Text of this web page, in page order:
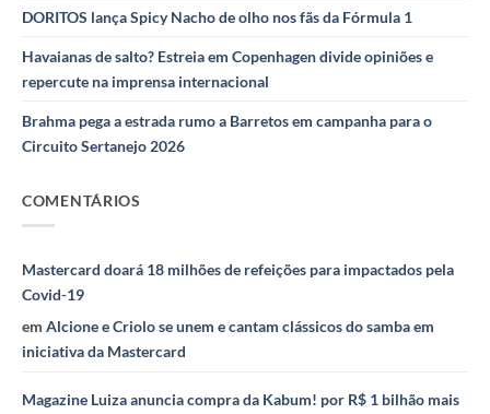
DORITOS lança Spicy Nacho de olho nos fãs da Fórmula 1
Havaianas de salto? Estreia em Copenhagen divide opiniões e
repercute na imprensa internacional
Brahma pega a estrada rumo a Barretos em campanha para o
Circuito Sertanejo 2026
COMENTÁRIOS
Mastercard doará 18 milhões de refeições para impactados pela
Covid-19
em Alcione e Criolo se unem e cantam clássicos do samba em
iniciativa da Mastercard
Magazine Luiza anuncia compra da Kabum! por R$ 1 bilhão mais